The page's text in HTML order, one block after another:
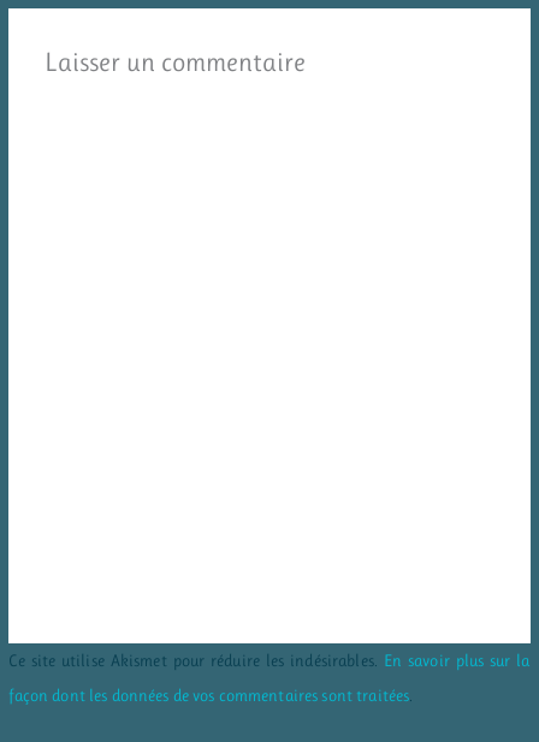
Laisser un commentaire
Ce site utilise Akismet pour réduire les indésirables. En savoir plus sur la
façon dont les données de vos commentaires sont traitées.